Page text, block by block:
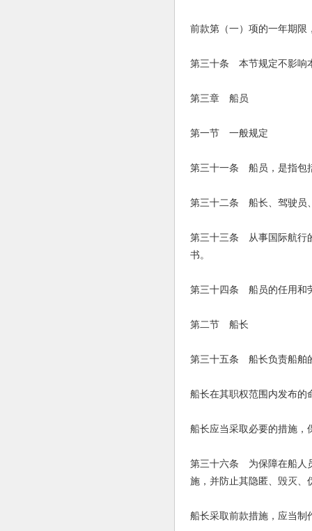
前款第（一）项的一年期限
第三十条 本节规定不影响
第三章 船员
第一节 一般规定
第三十一条 船员，是指包
第三十二条 船长、驾驶员
第三十三条 从事国际航行
书。
第三十四条 船员的任用和
第二节 船长
第三十五条 船长负责船舶
船长在其职权范围内发布的
船长应当采取必要的措施，
第三十六条 为保障在船人
施，并防止其隐匿、毁灭、
船长采取前款措施，应当制